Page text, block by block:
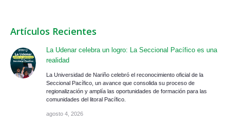
Artículos Recientes
La Udenar celebra un logro: La Seccional Pacífico es una
realidad
La Universidad de Nariño celebró el reconocimiento oficial de la
Seccional Pacífico, un avance que consolida su proceso de
regionalización y amplía las oportunidades de formación para las
comunidades del litoral Pacífico.
agosto 4, 2026